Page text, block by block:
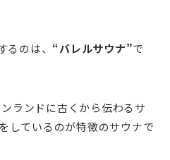
のは、 “バレルサウナ”で
ランドに古くから伝わるサ
しているのが特徴のサウナで